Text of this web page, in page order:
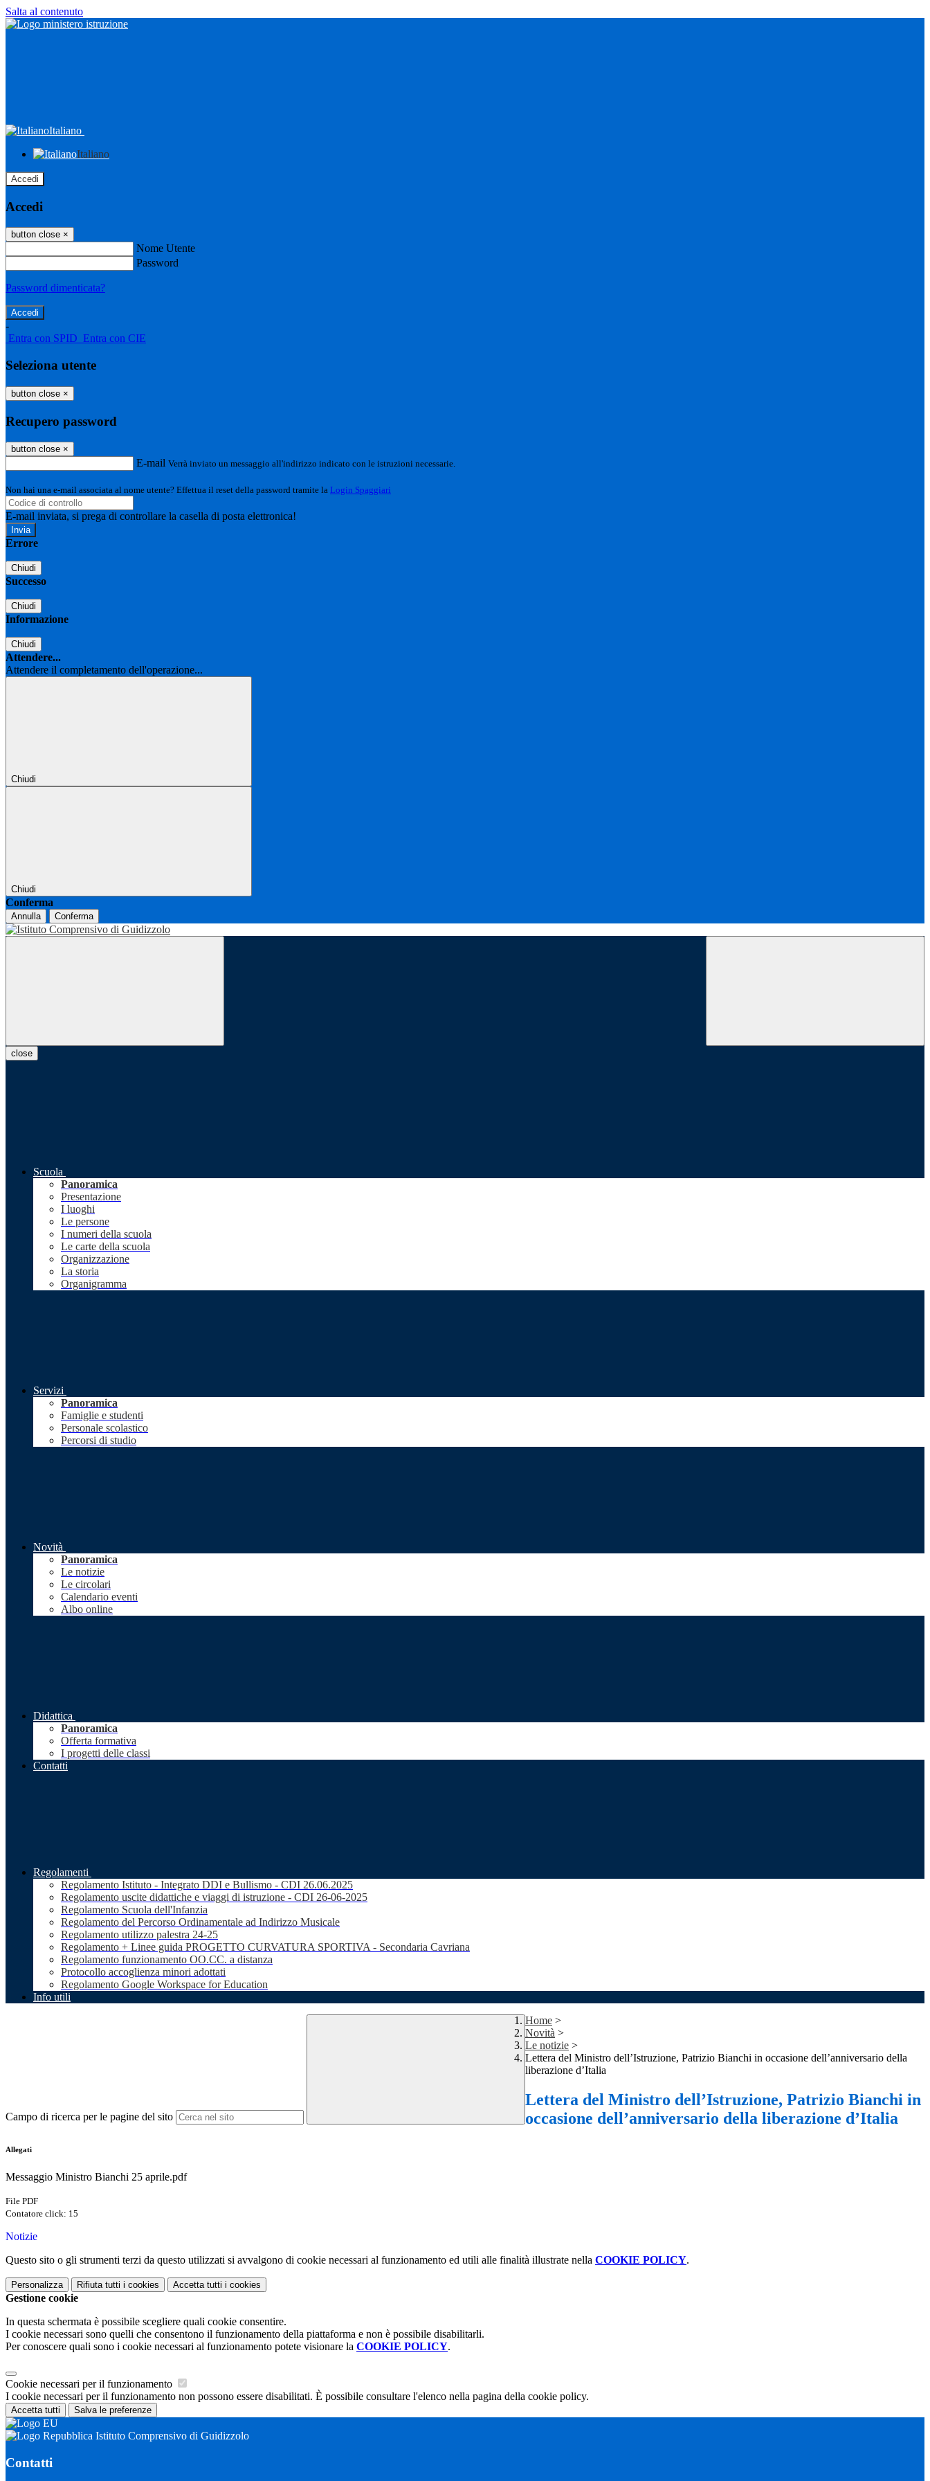
Salta al contenuto
Italiano
Italiano
Accedi
Accedi
button close ×
Nome Utente
Password
Password dimenticata?
-
Entra con SPID Entra con CIE
Seleziona utente
button close ×
Recupero password
button close ×
E-mail Verrà inviato un messaggio all'indirizzo indicato con le istruzioni necessarie.
Non hai una e-mail associata al nome utente? Effettua il reset della password tramite la Login Spaggiari
E-mail inviata, si prega di controllare la casella di posta elettronica!
Errore
Chiudi
Successo
Chiudi
Informazione
Chiudi
Attendere...
Attendere il completamento dell'operazione...
Chiudi
Chiudi
Conferma
Annulla Conferma
close
Scuola
Panoramica
Presentazione
I luoghi
Le persone
I numeri della scuola
Le carte della scuola
Organizzazione
La storia
Organigramma
Servizi
Panoramica
Famiglie e studenti
Personale scolastico
Percorsi di studio
Novità
Panoramica
Le notizie
Le circolari
Calendario eventi
Albo online
Didattica
Panoramica
Offerta formativa
I progetti delle classi
Contatti
Regolamenti
Regolamento Istituto - Integrato DDI e Bullismo - CDI 26.06.2025
Regolamento uscite didattiche e viaggi di istruzione - CDI 26-06-2025
Regolamento Scuola dell'Infanzia
Regolamento del Percorso Ordinamentale ad Indirizzo Musicale
Regolamento utilizzo palestra 24-25
Regolamento + Linee guida PROGETTO CURVATURA SPORTIVA - Secondaria Cavriana
Regolamento funzionamento OO.CC. a distanza
Protocollo accoglienza minori adottati
Regolamento Google Workspace for Education
Info utili
Campo di ricerca per le pagine del sito
Home >
Novità >
Le notizie >
Lettera del Ministro dell’Istruzione, Patrizio Bianchi in occasione dell’anniversario della
liberazione d’Italia
Lettera del Ministro dell’Istruzione, Patrizio Bianchi in
occasione dell’anniversario della liberazione d’Italia
Allegati
Messaggio Ministro Bianchi 25 aprile.pdf
File PDF
Contatore click: 15
Notizie
Questo sito o gli strumenti terzi da questo utilizzati si avvalgono di cookie necessari al funzionamento ed utili alle finalità illustrate nella COOKIE POLICY.
Personalizza Rifiuta tutti i cookies Accetta tutti i cookies
Gestione cookie
In questa schermata è possibile scegliere quali cookie consentire.
I cookie necessari sono quelli che consentono il funzionamento della piattaforma e non è possibile disabilitarli.
Per conoscere quali sono i cookie necessari al funzionamento potete visionare la COOKIE POLICY.
Cookie necessari per il funzionamento
I cookie necessari per il funzionamento non possono essere disabilitati. È possibile consultare l'elenco nella pagina della cookie policy.
Accetta tutti Salva le preferenze
Istituto Comprensivo di Guidizzolo
Contatti